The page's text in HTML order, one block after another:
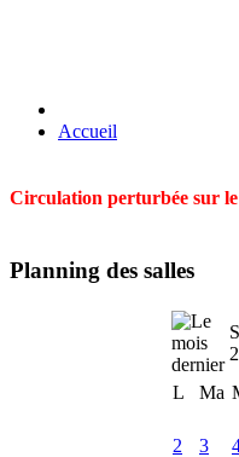
Accueil
Circulation perturbée sur le
Planning des salles
L
Ma
2
3